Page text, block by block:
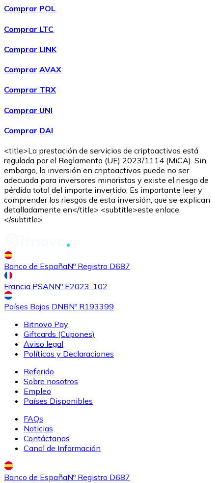
Comprar POL
Comprar LTC
Comprar LINK
Comprar AVAX
Comprar TRX
Comprar UNI
Comprar DAI
<title>La prestación de servicios de criptoactivos está
regulada por el Reglamento (UE) 2023/1114 (MiCA). Sin
embargo, la inversión en criptoactivos puede no ser
adecuada para inversores minoristas y existe el riesgo de
pérdida total del importe invertido. Es importante leer y
comprender los riesgos de esta inversión, que se explican
detalladamente en</title> <subtitle>este enlace.
</subtitle>
Banco de EspañaNº Registro D687
Francia PSANNº E2023-102
Países Bajos DNBNº R193399
Bitnovo Pay
Giftcards (Cupones)
Aviso legal
Políticas y Declaraciones
Referido
Sobre nosotros
Empleo
Países Disponibles
FAQs
Noticias
Contáctanos
Canal de Información
Banco de EspañaNº Registro D687